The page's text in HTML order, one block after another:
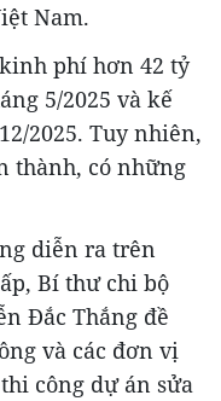
Nam.
phí hơn 42 tỷ
5/2025 và kế
2025. Tuy nhiên,
thành, có những
diễn ra trên
Bí thư chi bộ
Đắc Thắng đề
và các đơn vị
công dự án sửa